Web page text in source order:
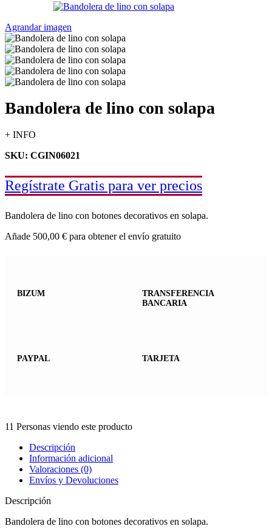
Agrandar imagen
Bandolera de lino con solapa
+ INFO
SKU: CGIN06021
Regístrate Gratis para ver precios
Bandolera de lino con botones decorativos en solapa.
Añade 500,00 € para obtener el envío gratuito
BIZUM
TRANSFERENCIA
BANCARIA
PAYPAL TARJETA
11 Personas viendo este producto
Descripción
Información adicional
Valoraciones (0)
Envíos y Devoluciones
Descripción
Bandolera de lino con botones decorativos en solapa.